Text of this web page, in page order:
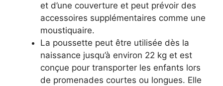
et d’une couverture et peut prévoir des
accessoires supplémentaires comme une
moustiquaire.
La poussette peut être utilisée dès la
naissance jusqu’à environ 22 kg et est
conçue pour transporter les enfants lors
de promenades courtes ou longues. Elle